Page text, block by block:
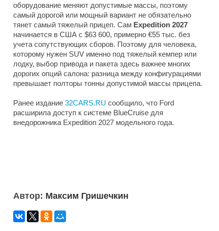
оборудование меняют допустимые массы, поэтому
самый дорогой или мощный вариант не обязательно
тянет самый тяжелый прицеп. Сам Expedition 2027
начинается в США с $63 600, примерно €55 тыс. без
учета сопутствующих сборов. Поэтому для человека,
которому нужен SUV именно под тяжелый кемпер или
лодку, выбор привода и пакета здесь важнее многих
дорогих опций салона: разница между конфигурациями
превышает полторы тонны допустимой массы прицепа.
Ранее издание 32CARS.RU сообщило, что Ford
расширила доступ к системе BlueCruise для
внедорожника Expedition 2027 модельного года.
Автор: Максим Гришечкин